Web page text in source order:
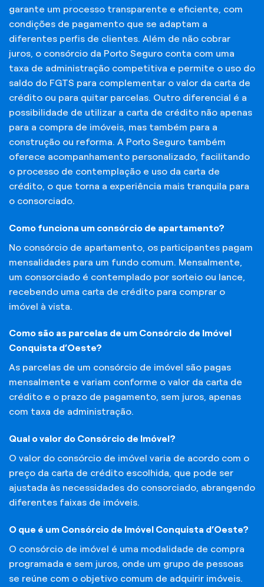
garante um processo transparente e eficiente, com
condições de pagamento que se adaptam a
diferentes perfis de clientes. Além de não cobrar
juros, o consórcio da Porto Seguro conta com uma
taxa de administração competitiva e permite o uso do
saldo do FGTS para complementar o valor da carta de
crédito ou para quitar parcelas. Outro diferencial é a
possibilidade de utilizar a carta de crédito não apenas
para a compra de imóveis, mas também para a
construção ou reforma. A Porto Seguro também
oferece acompanhamento personalizado, facilitando
o processo de contemplação e uso da carta de
crédito, o que torna a experiência mais tranquila para
o consorciado.
Como funciona um consórcio de apartamento?
No consórcio de apartamento, os participantes pagam
mensalidades para um fundo comum. Mensalmente,
um consorciado é contemplado por sorteio ou lance,
recebendo uma carta de crédito para comprar o
imóvel à vista.
Como são as parcelas de um Consórcio de Imóvel
Conquista d’Oeste?
As parcelas de um consórcio de imóvel são pagas
mensalmente e variam conforme o valor da carta de
crédito e o prazo de pagamento, sem juros, apenas
com taxa de administração.
Qual o valor do Consórcio de Imóvel?
O valor do consórcio de imóvel varia de acordo com o
preço da carta de crédito escolhida, que pode ser
ajustada às necessidades do consorciado, abrangendo
diferentes faixas de imóveis.
O que é um Consórcio de Imóvel Conquista d’Oeste?
O consórcio de imóvel é uma modalidade de compra
programada e sem juros, onde um grupo de pessoas
se reúne com o objetivo comum de adquirir imóveis.